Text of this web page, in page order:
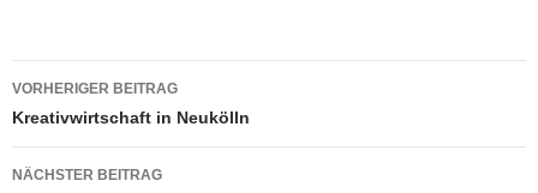
Beitragsnavigation
VORHERIGER BEITRAG
Kreativwirtschaft in Neukölln
NÄCHSTER BEITRAG